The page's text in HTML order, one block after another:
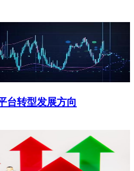
台转型发展方向